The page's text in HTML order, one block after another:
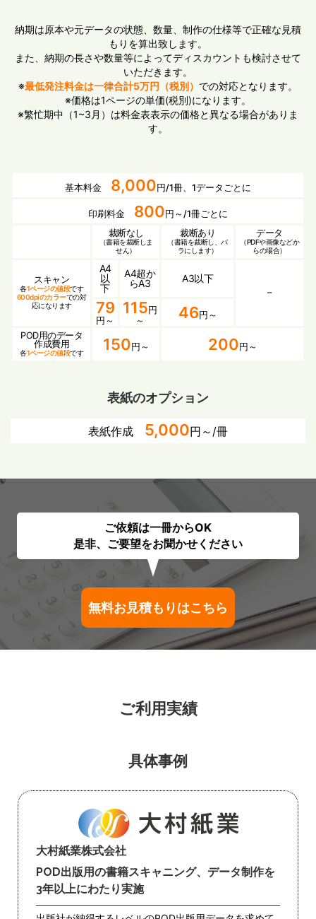
納期は原本や元データの状態、数量、制作の仕様等で正確な見積
もりを算出致します。
また、納期の長さや数量等によってディスカウントも検討させて
いただきます。
※最低発注料金は一律合計5万円（税別） での対応となります。
※価格は1ページの単価(税別)になります。
※繁忙期中（1~3月）は料金表表示の価格と異なる場合がありま
す。
基本料金 8,000 円/1冊、1データごとに
印刷料金 800 円～/1冊ごとに
裁断なし
（書籍を裁断しま
せん）
裁断あり
（書籍を裁断し、バ
ラにします）
データ
（PDFや画像などか
らの場合）
スキャン
各1ページの値段です
600dpiのカラーでの対
応になります
A4
以
下
A4超か
らA3
A3以下
–
79
円～
115 円
～
46 円～
POD用のデータ
作成費用
各1ページの値段です 150 円～ 200 円～
表紙のオプション
表紙作成 5,000円～/冊
ご依頼は一冊からOK
是非、ご要望をお聞かせください
無料お見積もりはこちら
ご利用実績
具体事例
大村紙業株式会社
POD出版用の書籍スキャニング、データ制作を
3年以上にわたり実施